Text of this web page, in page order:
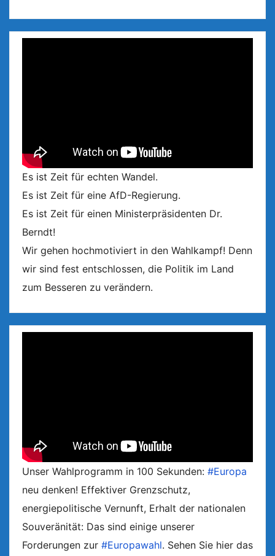
Es ist Zeit für echten Wandel.
Es ist Zeit für eine AfD-Regierung.
Es ist Zeit für einen Ministerpräsidenten Dr.
Berndt!
Wir gehen hochmotiviert in den Wahlkampf! Denn
wir sind fest entschlossen, die Politik im Land
zum Besseren zu verändern.
Unser Wahlprogramm in 100 Sekunden: #Europa
neu denken! Effektiver Grenzschutz,
energiepolitische Vernunft, Erhalt der nationalen
Souveränität: Das sind einige unserer
Forderungen zur #Europawahl. Sehen Sie hier das